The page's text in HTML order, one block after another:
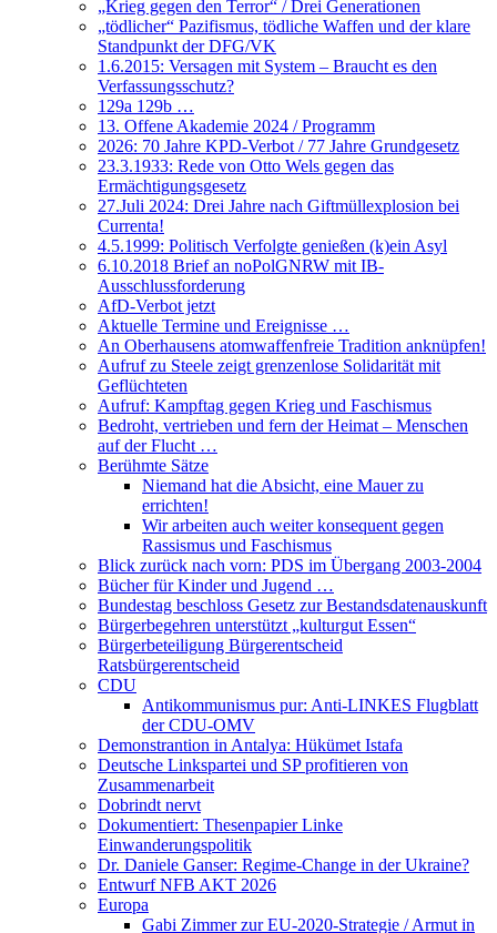
„Krieg gegen den Terror“ / Drei Generationen
„tödlicher“ Pazifismus, tödliche Waffen und der klare
Standpunkt der DFG/VK
1.6.2015: Versagen mit System – Braucht es den
Verfassungsschutz?
129a 129b …
13. Offene Akademie 2024 / Programm
2026: 70 Jahre KPD-Verbot / 77 Jahre Grundgesetz
23.3.1933: Rede von Otto Wels gegen das
Ermächtigungsgesetz
27.Juli 2024: Drei Jahre nach Giftmüllexplosion bei
Currenta!
4.5.1999: Politisch Verfolgte genießen (k)ein Asyl
6.10.2018 Brief an noPolGNRW mit IB-
Ausschlussforderung
AfD-Verbot jetzt
Aktuelle Termine und Ereignisse …
An Oberhausens atomwaffenfreie Tradition anknüpfen!
Aufruf zu Steele zeigt grenzenlose Solidarität mit
Geflüchteten
Aufruf: Kampftag gegen Krieg und Faschismus
Bedroht, vertrieben und fern der Heimat – Menschen
auf der Flucht …
Berühmte Sätze
Niemand hat die Absicht, eine Mauer zu
errichten!
Wir arbeiten auch weiter konsequent gegen
Rassismus und Faschismus
Blick zurück nach vorn: PDS im Übergang 2003-2004
Bücher für Kinder und Jugend …
Bundestag beschloss Gesetz zur Bestandsdatenauskunft
Bürgerbegehren unterstützt „kulturgut Essen“
Bürgerbeteiligung Bürgerentscheid
Ratsbürgerentscheid
CDU
Antikommunismus pur: Anti-LINKES Flugblatt
der CDU-OMV
Demonstrantion in Antalya: Hükümet Istafa
Deutsche Linkspartei und SP profitieren von
Zusammenarbeit
Dobrindt nervt
Dokumentiert: Thesenpapier Linke
Einwanderungspolitik
Dr. Daniele Ganser: Regime-Change in der Ukraine?
Entwurf NFB AKT 2026
Europa
Gabi Zimmer zur EU-2020-Strategie / Armut in